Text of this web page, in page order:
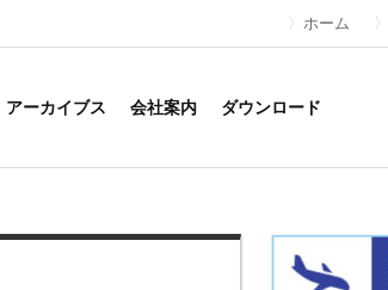
ホーム
アーカイブス 会社案内 ダウンロード